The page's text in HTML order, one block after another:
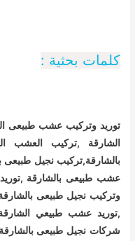
كلمات بحثية :
توريد وتركيب عشب طبيعى
الشارقة ,تركيب العشب
بالشارقة,تركيب نجيل طبيعى
عشب طبيعى بالشارقة
وتركيب نجيل طبيعى
,توريد عشب طبيعي
شركات نجيل طبيعى